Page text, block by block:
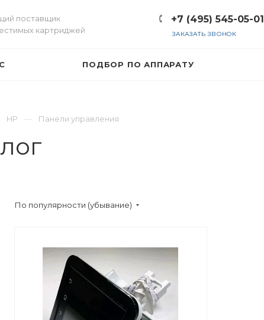
поставщик
картриджей
+7 (495) 545-05-01
ЗАКАЗАТЬ ЗВОНОК
ПОДБОР ПО АППАРАТУ
HP Панели управления
По популярности (убывание)